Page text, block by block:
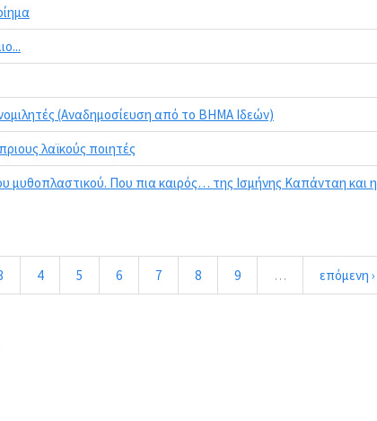
(Αναδημοσίευση από το ΒΗΜΑ Ιδεών)
λαϊκούς ποιητές
μυθοπλαστικού. Που πια καιρός… της Ισμήνης Καπάνταη και η
4 5 6 7 8 9 … επόμενη ›